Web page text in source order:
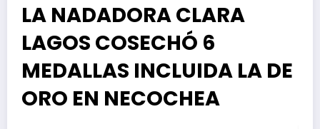
LA NADADORA CLARA
LAGOS COSECHÓ 6
MEDALLAS INCLUIDA LA DE
ORO EN NECOCHEA